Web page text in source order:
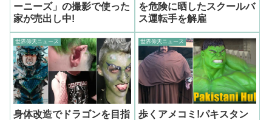
ーニーズ」の撮影で使った
家が売出し中!
を危険に晒したスクールバ
ス運転手を解雇
世界仰天ニュース
身体改造でドラゴンを目指
世界仰天ニュース
歩くアメコミ!パキスタン